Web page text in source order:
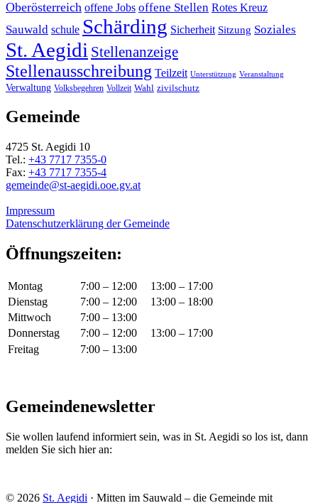
Oberösterreich offene Jobs offene Stellen Rotes Kreuz
Sauwald schule Schärding Sicherheit Sitzung Soziales
St. Aegidi Stellenanzeige
Stellenausschreibung Teilzeit Unterstützung Veranstaltung
Verwaltung Volksbegehren Vollzeit Wahl zivilschutz
Gemeinde
4725 St. Aegidi 10
Tel.: +43 7717 7355-0
Fax: +43 7717 7355-4
gemeinde@st-aegidi.ooe.gv.at
Impressum
Datenschutzerklärung der Gemeinde
Öffnungszeiten:
Montag 7:00 – 12:00
13:00 – 17:00
Dienstag
7:00 – 12:00
13:00 – 18:00
Mittwoch
7:00 – 13:00
Donnerstag
7:00 – 12:00
13:00 – 17:00
Freitag
7:00 – 13:00
Gemeindenewsletter
Sie wollen laufend informiert sein, was in St. Aegidi so los ist, dann
melden Sie sich hier an:
© 2026 St. Aegidi · Mitten im Sauwald – die Gemeinde mit